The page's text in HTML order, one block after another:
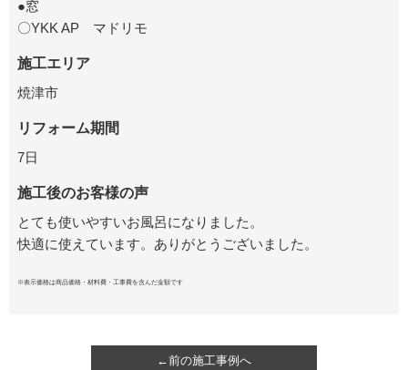
●窓
〇YKK AP マドリモ
施工エリア
焼津市
リフォーム期間
7日
施工後のお客様の声
とても使いやすいお風呂になりました。
快適に使えています。ありがとうございました。
※表示価格は商品価格・材料費・工事費を含んだ金額です
←前の施工事例へ